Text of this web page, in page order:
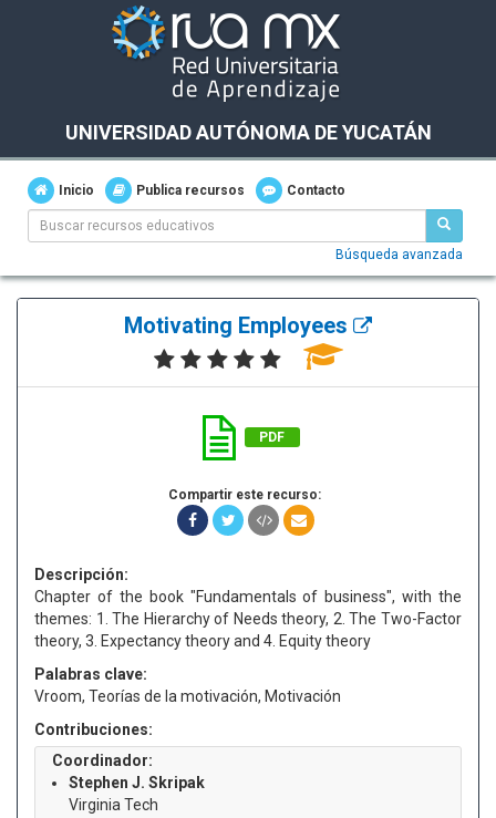
UNIVERSIDAD AUTÓNOMA DE YUCATÁN
Inicio Publica recursos Contacto
Búsqueda avanzada
Motivating Employees
PDF
Compartir este recurso:
Descripción:
Chapter of the book "Fundamentals of business", with the
themes: 1. The Hierarchy of Needs theory, 2. The Two-Factor
theory, 3. Expectancy theory and 4. Equity theory
Palabras clave:
Vroom, Teorías de la motivación, Motivación
Contribuciones:
Coordinador:
Stephen J. Skripak
Virginia Tech